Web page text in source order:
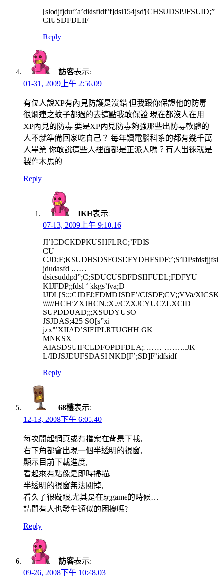
[slodjfjduf’a’didsfidf’f]dsi154jsd'[CHSUDSPJFSUID;”
CIUSDFDLIF
Reply
訪客表示:
01-31, 2009上午 2:56.09
有位人說XP有內見防護是沒錯 但我跟你保證他的防毒
很爛連之蚊子都過的去這點我敢保證 現在都沒人在用
XP內見的防毒 要是XP內見防毒夠強那些出防毒軟體的
人不就準備回家吃自己？ 每年讀電腦科系的都有幾千萬
人畢業 你敢說這些人裡面都是正派人嗎？有人出徠就是
製作木馬的
Reply
IKH表示:
07-13, 2009上午 9:10.16
JI’ICDCKDPKUSHFLRO;’FDIS
CU
jdudasfd ……
dsicsuddpd”;C;SDUCUSDFDSHFUDL;FDFYU
KIJFDP;;fdsl ‘ kkgs’fva;D
IJDL[S;;;CJDFJ;FDMDJSDF’/CJSDF;CV;;VVa/
\\\\\\HCH’ZXJHCN.;X.//CZXJCYUCZLXCID
SUPDDUAD;;;XSUDYUSO
JSJDAS;425 SO[s”xi
jzx”’XIIAD’SIFJPLRTUGHH GK
MNKSX
AIASDSUIFCLDFOPDFDLA;……………..JK
L/IDJSJDUFSDASI NKD[F’;SD]F’idfsidf
Reply
68樓表示:
12-13, 2008下午 6:05.40
每次開起網頁或有檔案在背景下載,
右下角都會出現一個半透明的視窗,
顯示目前下載進度,
看起來有點像是即時掃描,
半透明的視窗無法關掉,
看久了很礙眼,尤其是在玩game的時候…
請問有人也發生類似的困擾嗎?
Reply
訪客表示:
09-26, 2008下午 10:48.03